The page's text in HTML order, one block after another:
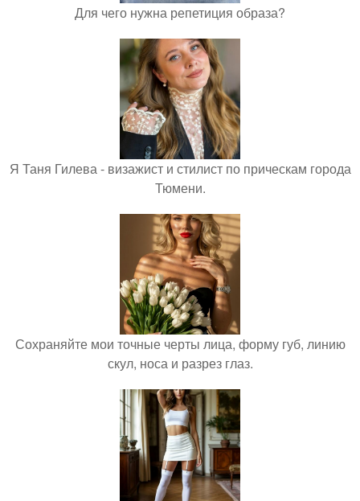
Для чего нужна репетиция образа?
Я Таня Гилева - визажист и стилист по прическам города
Тюмени.
Сохраняйте мои точные черты лица, форму губ, линию
скул, носа и разрез глаз.